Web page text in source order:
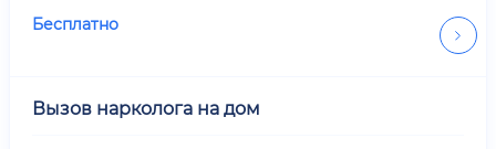
Бесплатно
Вызов нарколога на дом